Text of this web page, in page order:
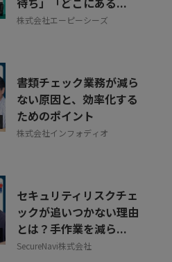
株式会社エーピーシーズ
書類チェック業務が減ら
ない原因と、効率化する
ためのポイント
株式会社インフォディオ
セキュリティリスクチェ
ックが追いつかない理由
とは？手作業を減ら...
SecureNavi株式会社